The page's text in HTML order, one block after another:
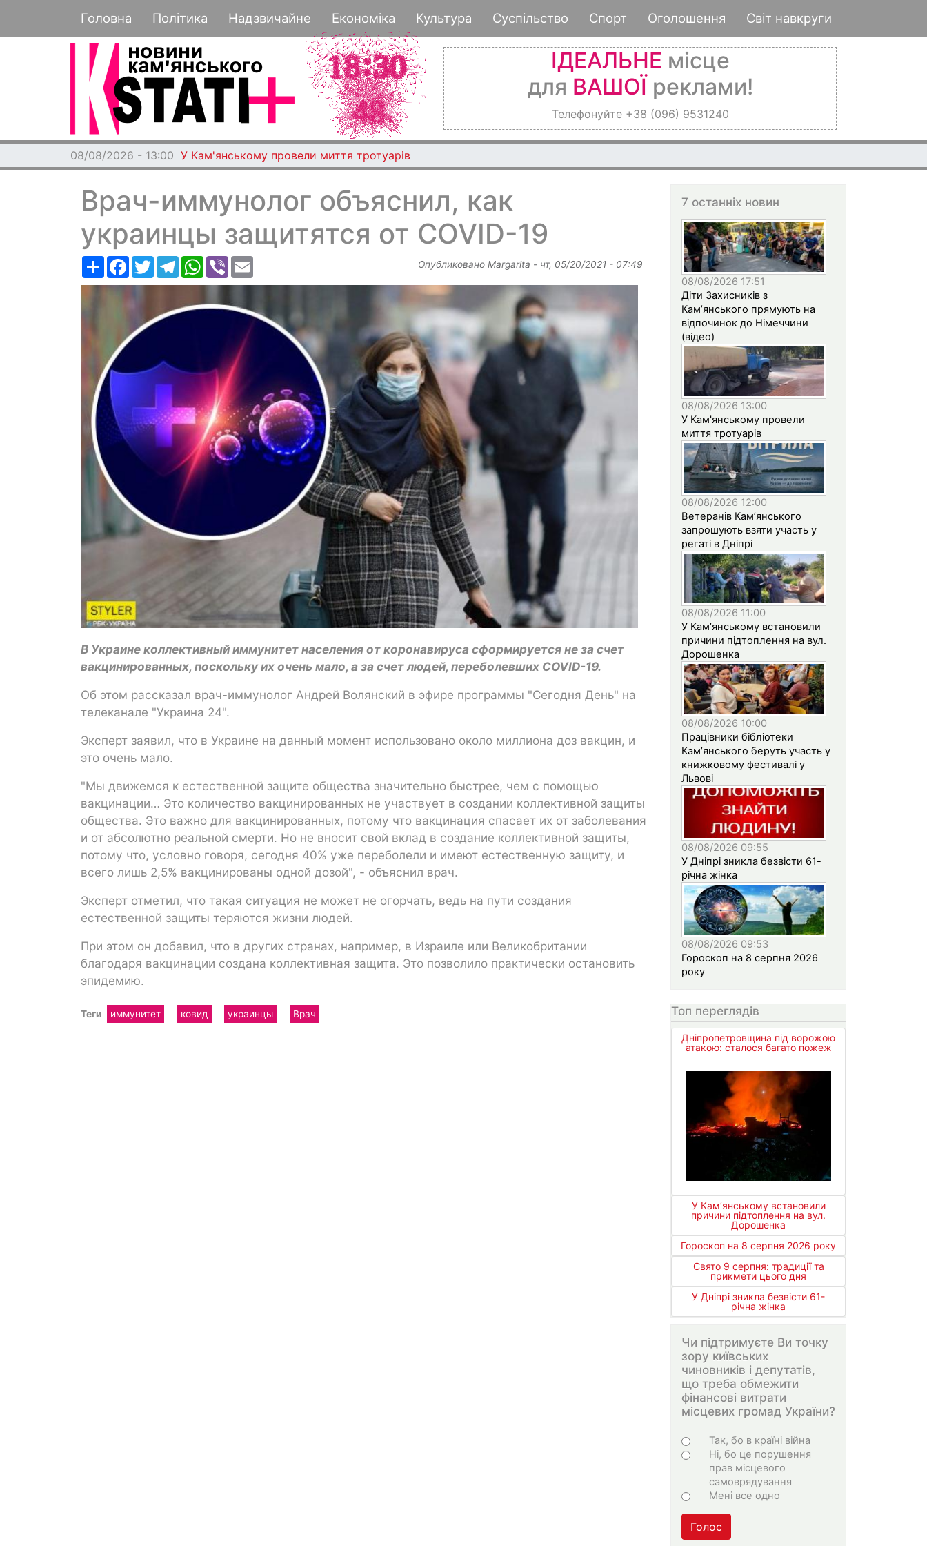
к
основному
Основная навигация
Головна Політика Надзвичайне Економіка Культура Суспільство Спорт Оголошення Світ навкруги
ІДЕАЛЬНЕ місце
для ВАШОЇ реклами!
Телефонуйте +38 (096) 9531240
08/08/2026 - 13:00 У Кам'янському провели миття тротуарів
Врач-иммунолог объяснил, как
украинцы защитятся от COVID-19
РесурсFacebook
TwitterTelegramWhatsApp
Viber Опубликовано Margarita - чт, 05/20/2021 - 07:49
В Украине коллективный иммунитет населения от коронавируса сформируется не за счет
вакцинированных, поскольку их очень мало, а за счет людей, переболевших COVID-19.
Об этом рассказал врач-иммунолог Андрей Волянский в эфире программы "Сегодня День" на
телеканале "Украина 24".
Эксперт заявил, что в Украине на данный момент использовано около миллиона доз вакцин, и
это очень мало.
"Мы движемся к естественной защите общества значительно быстрее, чем с помощью
вакцинации… Это количество вакцинированных не участвует в создании коллективной защиты
общества. Это важно для вакцинированных, потому что вакцинация спасает их от заболевания
и от абсолютно реальной смерти. Но не вносит свой вклад в создание коллективной защиты,
потому что, условно говоря, сегодня 40% уже переболели и имеют естественную защиту, и
всего лишь 2,5% вакцинированы одной дозой", - объяснил врач.
Эксперт отметил, что такая ситуация не может не огорчать, ведь на пути создания
естественной защиты теряются жизни людей.
При этом он добавил, что в других странах, например, в Израиле или Великобритании
благодаря вакцинации создана коллективная защита. Это позволило практически остановить
эпидемию.
Теги иммунитет ковид украинцы Врач
7 останніх новин
08/08/2026 17:51
Діти Захисників з
Кам’янського прямують на
відпочинок до Німеччини
(відео)
08/08/2026 13:00
У Кам'янському провели
миття тротуарів
08/08/2026 12:00
Ветеранів Кам’янського
запрошують взяти участь у
регаті в Дніпрі
08/08/2026 11:00
У Кам’янському встановили
причини підтоплення на вул.
Дорошенка
08/08/2026 10:00
Працівники бібліотеки
Кам’янського беруть участь у
книжковому фестивалі у
Львові
08/08/2026 09:55
У Дніпрі зникла безвісти 61-
річна жінка
08/08/2026 09:53
Гороскоп на 8 серпня 2026
року
Топ переглядів
Дніпропетровщина під ворожою
атакою: сталося багато пожеж
У Кам’янському встановили
причини підтоплення на вул.
Дорошенка
Гороскоп на 8 серпня 2026 року
Свято 9 серпня: традиції та
прикмети цього дня
У Дніпрі зникла безвісти 61-
річна жінка
Чи підтримуєте Ви точку
зору київських
чиновників і депутатів,
що треба обмежити
фінансові витрати
місцевих громад України?
Choices
Так, бо в країні війна
Ні, бо це порушення
прав місцевого
самоврядування
Мені все одно
Голос